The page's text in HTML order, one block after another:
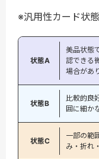
※汎用性カード状
状態A
美品状態
認できる
場合があ
状態B
比較的良
囲に細か
状態C
一部の範
み・折れ